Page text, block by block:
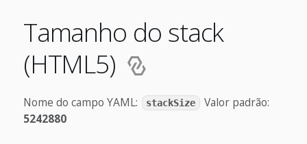
Tamanho do stack
(HTML5)
Nome do campo YAML: stackSize
Valor padrão:
5242880